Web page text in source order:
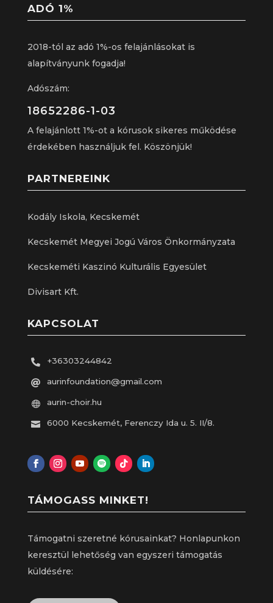
ADÓ 1%
2018-tól az adó 1%-os felajánlásokat is
alapítványunk fogadja!
Adószám:
18652286-1-03
A felajánlott 1%-ot a kórusok sikeres működése
érdekében használjuk fel. Köszönjük!
PARTNEREINK
Kodály Iskola, Kecskemét
Kecskemét Megyei Jogú Város Önkormányzata
Kecskeméti Kaszinó Kulturális Egyesület
Divisart Kft.
KAPCSOLAT
 +36303244842
 aurinfoundation@gmail.com
 aurin-choir.hu
 6000 Kecskemét, Ferenczy Ida u. 5. II/8.
TÁMOGASS MINKET!
Támogatni szeretné kórusainkat? Honlapunkon
keresztül lehetőség van egyszeri támogatás
küldésére: